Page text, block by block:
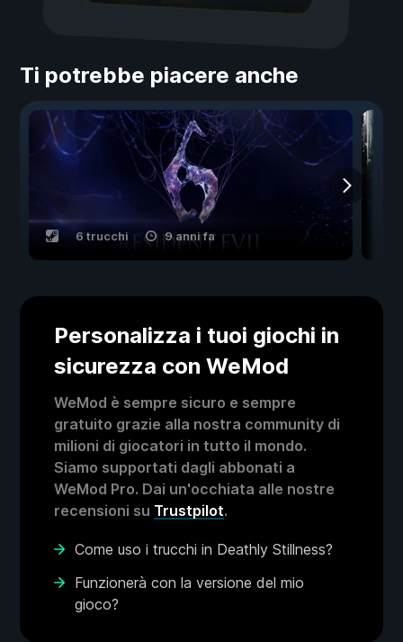
Ti potrebbe piacere anche
6 trucchi 9 anni fa
Personalizza i tuoi giochi in
sicurezza con WeMod
WeMod è sempre sicuro e sempre
gratuito grazie alla nostra community di
milioni di giocatori in tutto il mondo.
Siamo supportati dagli abbonati a
WeMod Pro. Dai un'occhiata alle nostre
recensioni su Trustpilot.
Come uso i trucchi in Deathly Stillness?
Funzionerà con la versione del mio
gioco?